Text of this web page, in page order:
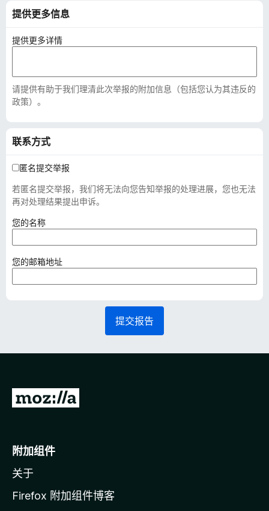
提供更多信息
提供更多详情
请提供有助于我们理清此次举报的附加信息（包括您认为其违反的
政策）。
联系方式
匿名提交举报
若匿名提交举报，我们将无法向您告知举报的处理进展，您也无法
再对处理结果提出申诉。
您的名称（
填
）
您的邮箱地址（
填
提交报告
转
o
i
l
附加组件
关于
Firefox 附加组件博客